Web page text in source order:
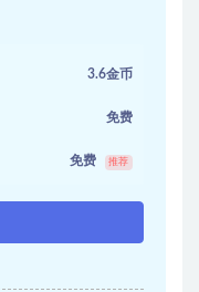
3.6金币
免费
免费 推荐